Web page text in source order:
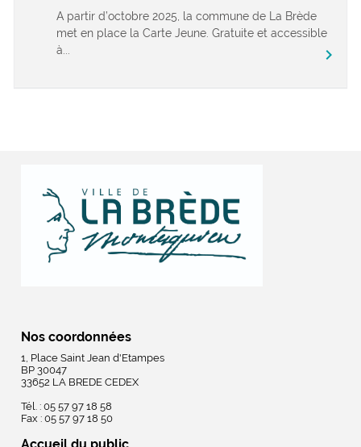
A partir d’octobre 2025, la commune de La Brède
met en place la Carte Jeune. Gratuite et accessible
à...
chevron_right
Nos coordonnées
1, Place Saint Jean d'Etampes
BP 30047
33652 LA BREDE CEDEX
Tél. : 05 57 97 18 58
Fax : 05 57 97 18 50